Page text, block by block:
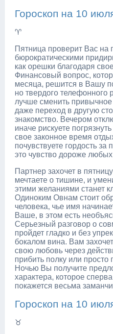
Гороскоп на 10
♈
Пятница проверит Вас на
бюрократическими
как орешки благодаря
Финансовый вопрос,
месяца, решится в Вашу
но твердого телефонного
лучше сменить
даже переход в другую
знакомство. Вечером
иначе рискуете
свое законное время
почувствуете гордость
это чувство дороже
Партнер захочет в
мечтаете о тишине, и
этими желаниями станет
Одиноким Овнам стоит
человека, чье имя
Ваше, в этом есть
Серьезный разговор о
пройдет гладко и без
бокалом вина. Вам
свою любовь через
прибить полку или просто
Ночью Вы получите
характера, которое
покажется весьма
Гороскоп на 10
♉